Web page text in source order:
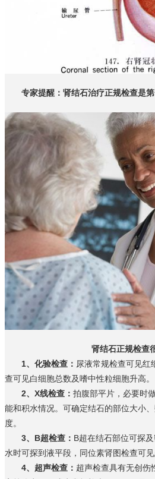
专家提醒：肾结石治疗正规检查是第
肾结石正规检查
1、化验检查： 尿液常规检查可见红
查可见白细胞总数及嗜中性粒细胞升高。
2、X线检查： 拍腹部平片，必要时
能和积水情况。可确定结石的部位大小
度。
3、B超检查： B超在结石部位可探
水时可探到液平段，同位素肾图检查可
4、超声检查： 超声检查具有无创伤